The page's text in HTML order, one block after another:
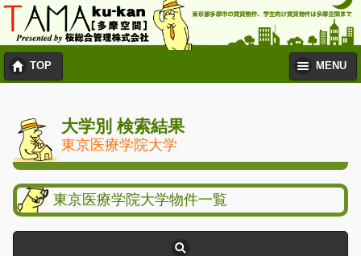
TOP MENU
大学別 検索結果
東京医療学院大学
東京医療学院大学物件一覧